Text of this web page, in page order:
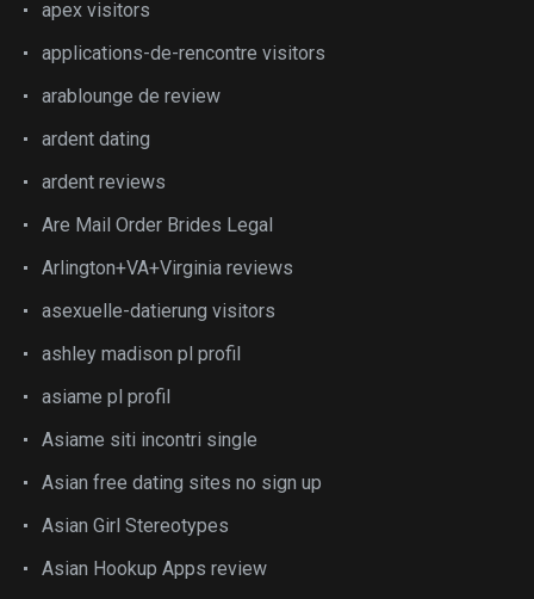
apex visitors
applications-de-rencontre visitors
arablounge de review
ardent dating
ardent reviews
Are Mail Order Brides Legal
Arlington+VA+Virginia reviews
asexuelle-datierung visitors
ashley madison pl profil
asiame pl profil
Asiame siti incontri single
Asian free dating sites no sign up
Asian Girl Stereotypes
Asian Hookup Apps review